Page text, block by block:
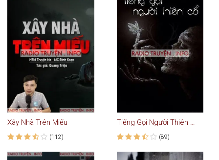
Xây Nhà Trên Miếu
(112)
Tiếng Gọi Người Thiên Cổ - Truyện Kinh Dị
(89)